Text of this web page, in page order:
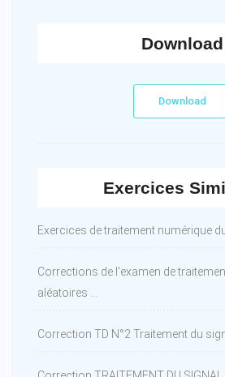
Download
Download
Exercices
Exercices de traitement numérique
Corrections de l'examen de
aléatoires ...
Correction TD N°2 Traitement du